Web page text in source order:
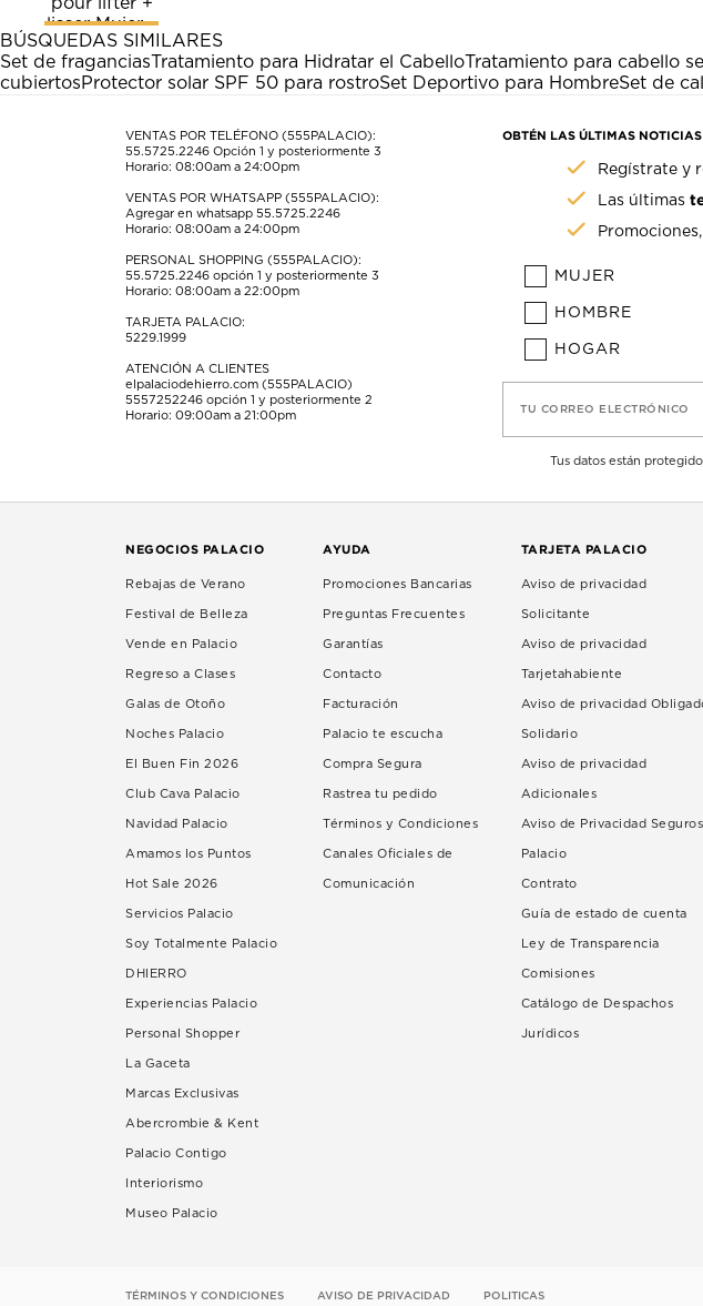
1
estrella
Esta
acción
abrirá
formulario
2
estrellas.
Esta
acción
abrirá
formulario
de
estrellas.
Esta
acción
abrirá
formulario
de
estrellas.
Esta
acción
abrirá
formulario
de
Esta
acción
abrirá
formulario
de
envío.
BÚSQUEDAS SIMILARES
Set de fraganciasTratamiento para Hidratar el CabelloTratamiento para cabello
cubiertosProtector solar SPF 50 para rostroSet Deportivo para HombreSet de
VENTAS POR TELÉFONO (555PALACIO):
55.5725.2246 Opción 1 y posteriormente 3
Horario: 08:00am a 24:00pm
VENTAS POR WHATSAPP (555PALACIO):
Agregar en whatsapp 55.5725.2246
Horario: 08:00am a 24:00pm
PERSONAL SHOPPING (555PALACIO):
55.5725.2246 opción 1 y posteriormente 3
Horario: 08:00am a 22:00pm
TARJETA PALACIO:
5229.1999
ATENCIÓN A CLIENTES
elpalaciodehierro.com (555PALACIO)
5557252246 opción 1 y posteriormente 2
Horario: 09:00am a 21:00pm
OBTÉN LAS ÚLTIMAS
Regístrate y
Las últimas
Promociones,
MUJER
HOMBRE
HOGAR
TU CORREO ELECTRÓNICO
Tus datos están
NEGOCIOS PALACIO
Rebajas de Verano
Festival de Belleza
Vende en Palacio
Regreso a Clases
Galas de Otoño
Noches Palacio
El Buen Fin 2026
Club Cava Palacio
Navidad Palacio
Amamos los Puntos
Hot Sale 2026
Servicios Palacio
Soy Totalmente Palacio
DHIERRO
Experiencias Palacio
Personal Shopper
La Gaceta
Marcas Exclusivas
Abercrombie & Kent
Palacio Contigo
Interiorismo
Museo Palacio
AYUDA
Promociones Bancarias
Preguntas Frecuentes
Garantías
Contacto
Facturación
Palacio te escucha
Compra Segura
Rastrea tu pedido
Términos y Condiciones
Canales Oficiales de
Comunicación
TARJETA PALACIO
Aviso de privacidad
Solicitante
Aviso de privacidad
Tarjetahabiente
Aviso de privacidad
Solidario
Aviso de privacidad
Adicionales
Aviso de Privacidad Seguros
Palacio
Contrato
Guía de estado de cuenta
Ley de Transparencia
Comisiones
Catálogo de Despachos
Jurídicos
TÉRMINOS Y CONDICIONES AVISO DE PRIVACIDAD POLITICAS